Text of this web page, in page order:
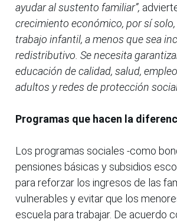
ayudar al sustento familiar”,
crecimiento económico, por sí
trabajo infantil, a menos que sea
redistributivo. Se necesita
educación de calidad, salud,
adultos y redes de protección
Programas que hacen la
Los programas sociales -como
pensiones básicas y subsidios
para reforzar los ingresos de las
vulnerables y evitar que los
escuela para trabajar. De acuerdo